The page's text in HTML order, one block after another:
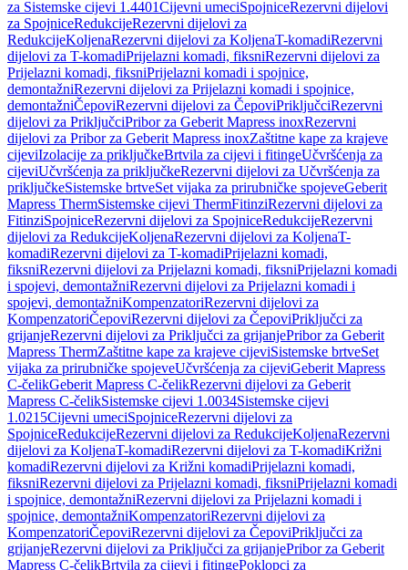
za Sistemske cijevi 1.4401Cijevni umeciSpojniceRezervni dijelovi
za SpojniceRedukcijeRezervni dijelovi za
RedukcijeKoljenaRezervni dijelovi za KoljenaT-komadiRezervni
dijelovi za T-komadiPrijelazni komadi, fiksniRezervni dijelovi za
Prijelazni komadi, fiksniPrijelazni komadi i spojnice,
demontažniRezervni dijelovi za Prijelazni komadi i spojnice,
demontažniČepoviRezervni dijelovi za ČepoviPriključciRezervni
dijelovi za PriključciPribor za Geberit Mapress inoxRezervni
dijelovi za Pribor za Geberit Mapress inoxZaštitne kape za krajeve
cijeviIzolacije za priključkeBrtvila za cijevi i fitingeUčvršćenja za
cijeviUčvršćenja za priključkeRezervni dijelovi za Učvršćenja za
priključkeSistemske brtveSet vijaka za prirubničke spojeveGeberit
Mapress ThermSistemske cijevi ThermFitinziRezervni dijelovi za
FitinziSpojniceRezervni dijelovi za SpojniceRedukcijeRezervni
dijelovi za RedukcijeKoljenaRezervni dijelovi za KoljenaT-
komadiRezervni dijelovi za T-komadiPrijelazni komadi,
fiksniRezervni dijelovi za Prijelazni komadi, fiksniPrijelazni komadi
i spojevi, demontažniRezervni dijelovi za Prijelazni komadi i
spojevi, demontažniKompenzatoriRezervni dijelovi za
KompenzatoriČepoviRezervni dijelovi za ČepoviPriključci za
grijanjeRezervni dijelovi za Priključci za grijanjePribor za Geberit
Mapress ThermZaštitne kape za krajeve cijeviSistemske brtveSet
vijaka za prirubničke spojeveUčvršćenja za cijeviGeberit Mapress
C-čelikGeberit Mapress C-čelikRezervni dijelovi za Geberit
Mapress C-čelikSistemske cijevi 1.0034Sistemske cijevi
1.0215Cijevni umeciSpojniceRezervni dijelovi za
SpojniceRedukcijeRezervni dijelovi za RedukcijeKoljenaRezervni
dijelovi za KoljenaT-komadiRezervni dijelovi za T-komadiKrižni
komadiRezervni dijelovi za Križni komadiPrijelazni komadi,
fiksniRezervni dijelovi za Prijelazni komadi, fiksniPrijelazni komadi
i spojnice, demontažniRezervni dijelovi za Prijelazni komadi i
spojnice, demontažniKompenzatoriRezervni dijelovi za
KompenzatoriČepoviRezervni dijelovi za ČepoviPriključci za
grijanjeRezervni dijelovi za Priključci za grijanjePribor za Geberit
Mapress C-čelikBrtvila za cijevi i fitingePoklopci za